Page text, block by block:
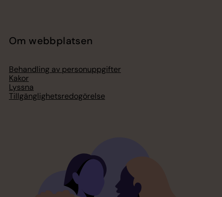
Om webbplatsen
Behandling av personuppgifter
Kakor
Lyssna
Tillgänglighetsredogörelse